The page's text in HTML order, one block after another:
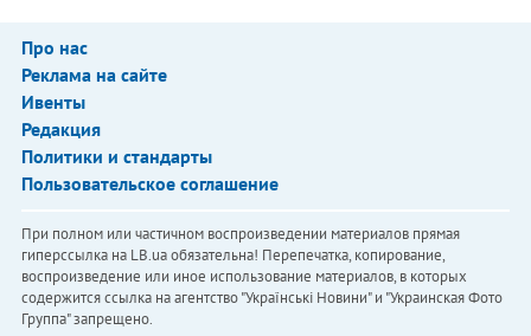
Про нас
Реклама на сайте
Ивенты
Редакция
Политики и стандарты
Пользовательское соглашение
При полном или частичном воспроизведении материалов прямая
гиперссылка на LB.ua обязательна! Перепечатка, копирование,
воспроизведение или иное использование материалов, в которых
содержится ссылка на агентство "Українськi Новини" и "Украинская Фото
Группа" запрещено.